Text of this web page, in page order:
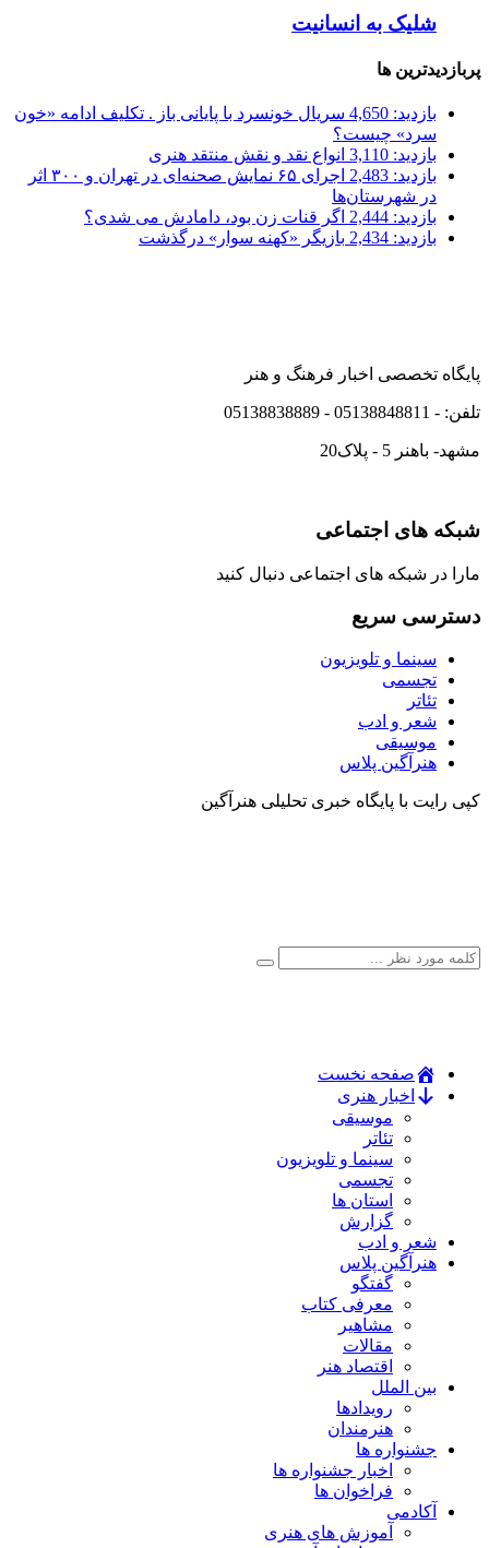
شلیک به انسانیت
پربازدیدترین ها
بازدید: 4,650
سریال خونسرد با پایانی باز . تکلیف ادامه «خون
سرد» چیست؟
بازدید: 3,110
انواع نقد و نقش منتقد هنری
بازدید: 2,483
اجرای ۶۵ نمایش صحنه‌ای در تهران و ۳۰۰ اثر
در شهرستان‌ها
بازدید: 2,444
اگر قنات زن بود، دامادش می شدی؟
بازدید: 2,434
بازیگر «کهنه سوار» درگذشت
پایگاه تخصصی اخبار فرهنگ و هنر
تلفن: - 05138848811 - 05138838889
مشهد- باهنر 5 - پلاک20
شبکه های اجتماعی
مارا در شبکه های اجتماعی دنبال کنید
دسترسی سریع
سینما و تلویزیون
تجسمی
تئاتر
شعر و ادب
موسیقی
هنرآگین پلاس
کپی رایت با پایگاه خبری تحلیلی هنرآگین
صفحه نخست
اخبار هنری
موسیقی
تئاتر
سینما و تلویزیون
تجسمی
استان ها
گزارش
شعر و ادب
هنرآگین پلاس
گفتگو
معرفی کتاب
مشاهیر
مقالات
اقتصاد هنر
بین الملل
رویدادها
هنرمندان
جشنواره ها
اخبار جشنواره ها
فراخوان ها
آکادمی
آموزش های هنری